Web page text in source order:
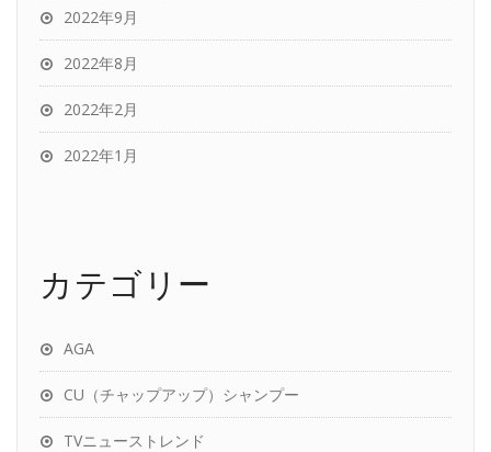
2022年9月
2022年8月
2022年2月
2022年1月
カテゴリー
AGA
CU（チャップアップ）シャンプー
TVニューストレンド